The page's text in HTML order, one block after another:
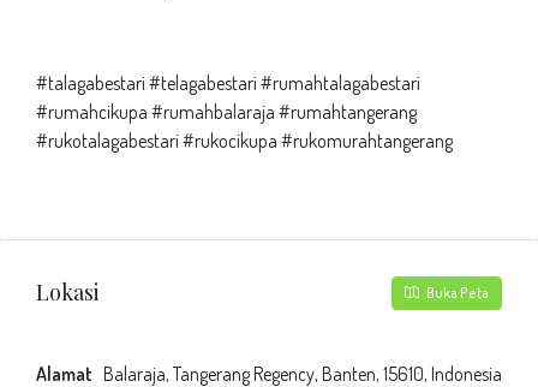
#talagabestari #telagabestari #rumahtalagabestari
#rumahcikupa #rumahbalaraja #rumahtangerang
#rukotalagabestari #rukocikupa #rukomurahtangerang
Lokasi Buka Peta
Alamat Balaraja, Tangerang Regency, Banten, 15610, Indonesia